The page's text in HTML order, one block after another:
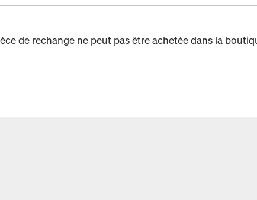
de rechange ne peut pas être achetée dans la